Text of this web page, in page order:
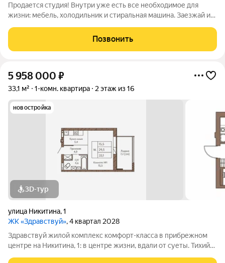
Продается студия! Внутри уже есть все необходимое для
жизни: мебель, холодильник и стиральная машина. Заезжай и
коммунальные платежи; -отличная транспортная доступность
остановки общественного
Позвонить
5 958 000 ₽
33,1 м² 1-комн. квартира 2 этаж из 16
новостройка
3D-тур
улица Никитина,1
ЖК «Здравствуй», 4 квартал 2028
Здравствуй жилой комплекс комфорт-класса в прибрежном
центре на Никитина, 1: в центре жизни, вдали от суеты. Тихий